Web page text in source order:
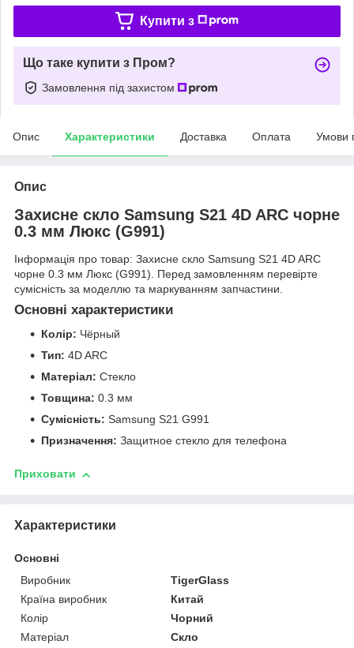
Купити з
Що таке купити з Пром?
Замовлення під захистом
Опис Характеристики Доставка Оплата Умови
Опис
Захисне скло Samsung S21 4D ARC чорне
0.3 мм Люкс (G991)
Інформація про товар: Захисне скло Samsung S21 4D ARC
чорне 0.3 мм Люкс (G991). Перед замовленням перевірте
сумісність за моделлю та маркуванням запчастини.
Основні характеристики
Колір: Чёрный
Тип: 4D ARC
Матеріал: Стекло
Товщина: 0.3 мм
Сумісність: Samsung S21 G991
Призначення: Защитное стекло для телефона
Приховати
Характеристики
Основні
Виробник
TigerGlass
Країна виробник
Китай
Колір
Чорний
Матеріал
Скло